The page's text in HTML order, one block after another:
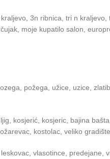
3n ribnica, tri n kraljevo,
moje kupatilo salon,
požega, užice, uzice,
kosjerić, kosjeric, bajina
kostolac, veliko gradište
vlasotince, predejane,